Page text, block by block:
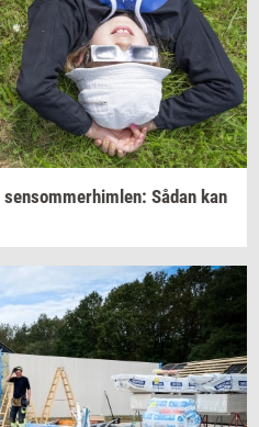
sen­som­mer­him­len: Sådan kan